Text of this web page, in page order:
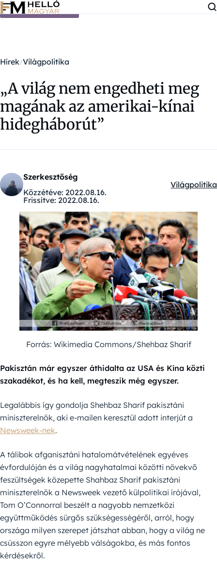
Ugrás a tartalomra
Hírek Világpolitika
„A világ nem engedheti meg
magának az amerikai-kínai
hidegháborút”
Szerkesztőség
Közzétéve: 2022.08.16.
Frissítve: 2022.08.16.
Kategóriák:
Világpolitika
Forrás: Wikimedia Commons/Shehbaz Sharif
Pakisztán már egyszer áthidalta az USA és Kína közti
szakadékot, és ha kell, megteszik még egyszer.
Legalábbis így gondolja Shehbaz Sharif pakisztáni
miniszterelnök, aki e-mailen keresztül adott interjút a
Newsweek-nek.
A tálibok afganisztáni hatalomátvételének egyéves
évfordulóján és a világ nagyhatalmai közötti növekvő
feszültségek közepette Shahbaz Sharif pakisztáni
miniszterelnök a Newsweek vezető külpolitikai írójával,
Tom O’Connorral beszélt a nagyobb nemzetközi
együttműködés sürgős szükségességéről, arról, hogy
országa milyen szerepet játszhat abban, hogy a világ ne
csússzon egyre mélyebb válságokba, és más fontos
kérdésekről.